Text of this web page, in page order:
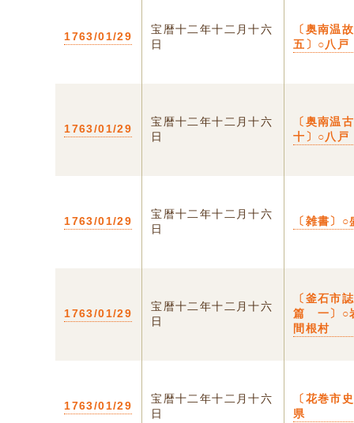
1763/01/29
宝暦十二年十二月十六
日
〔奥南
五〕○八戸
1763/01/29
宝暦十二年十二月十六
日
〔奥南
十〕○八戸
1763/01/29
宝暦十二年十二月十六
日
〔雑書〕○
1763/01/29
宝暦十二年十二月十六
日
〔釜石市
篇 一〕○
間根村
1763/01/29
宝暦十二年十二月十六
日
〔花巻市
県